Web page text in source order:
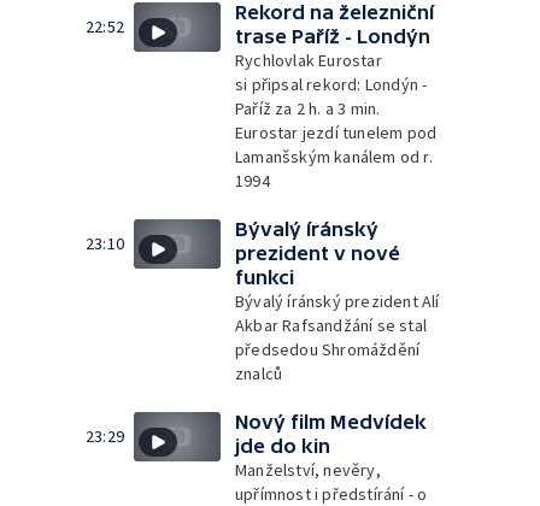
22:52
Rekord na železniční
trase Paříž - Londýn
Rychlovlak Eurostar
si připsal rekord: Londýn -
Paříž za 2 h. a 3 min.
Eurostar jezdí tunelem pod
Lamanšským kanálem od r.
1994
23:10
Bývalý íránský
prezident v nové
funkci
Bývalý íránský prezident Alí
Akbar Rafsandžání se stal
předsedou Shromáždění
znalců
23:29
Nový film Medvídek
jde do kin
Manželství, nevěry,
upřímnost i předstírání - o